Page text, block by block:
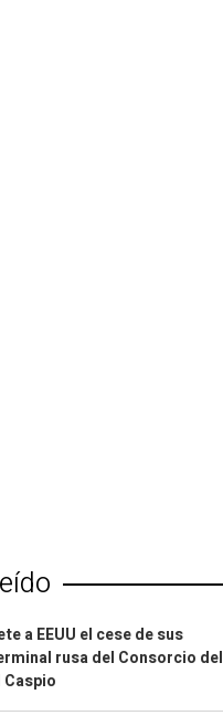
a EEUU el cese de sus
rusa del Consorcio del